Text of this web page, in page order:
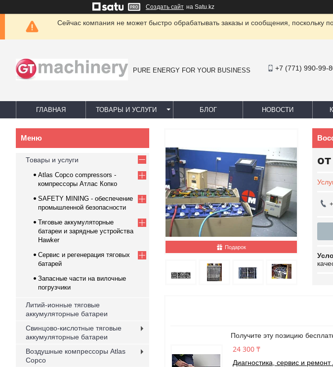
Создать сайт на Satu.kz
Сейчас компания не может быстро обрабатывать заказы и сообщения, поскольку
PURE ENERGY FOR YOUR BUSINESS +7 (771) 990-99-
ГЛАВНАЯ ТОВАРЫ И УСЛУГИ БЛОГ НОВОСТИ
Подарок
от
Получите эту позицию
24 300 ₸
Диагностика, сервис и
Товары и услуги
Atlas Copco compressors -
компрессоры Атлас Копко
SAFETY MINING - обеспечение
промышленной безопасности
Тяговые аккумуляторные
батареи и зарядные устройства
Hawker
Cервис и регенерация тяговых
батарей
Запасные части на вилочные
погрузчики
Литий-ионные тяговые
аккумуляторные батареи
Свинцово-кислотные тяговые
аккумуляторные батареи
Воздушные компрессоры Atlas
Copco